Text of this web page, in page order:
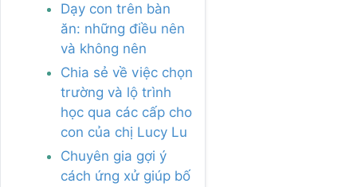
Dạy con trên bàn
ăn: những điều nên
và không nên
Chia sẻ về việc chọn
trường và lộ trình
học qua các cấp cho
con của chị Lucy Lu
Chuyên gia gợi ý
cách ứng xử giúp bố